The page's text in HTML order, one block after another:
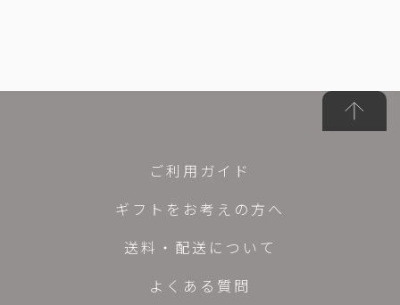
ご利用ガイド
ギフトをお考えの方へ
送料・配送について
よくある質問